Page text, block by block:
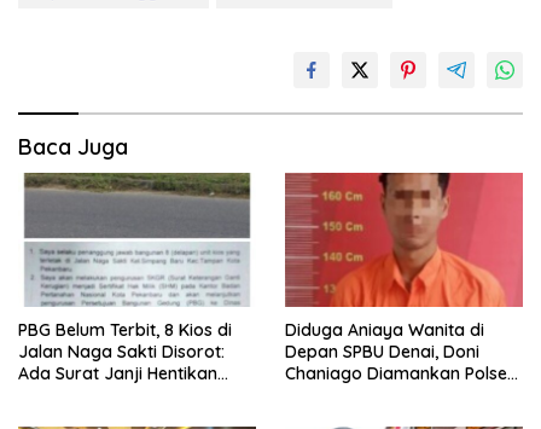
Baca Juga
PBG Belum Terbit, 8 Kios di
Jalan Naga Sakti Disorot:
Ada Surat Janji Hentikan
Diduga Aniaya Wanita di
Depan SPBU Denai, Doni
Chaniago Diamankan Polsek